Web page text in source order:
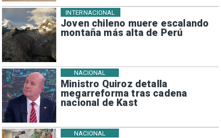
Joven chileno muere escalando
montaña más alta de Perú
INTERNACIONAL
Ministro Quiroz detalla
megarreforma tras cadena
nacional de Kast
NACIONAL
NACIONAL